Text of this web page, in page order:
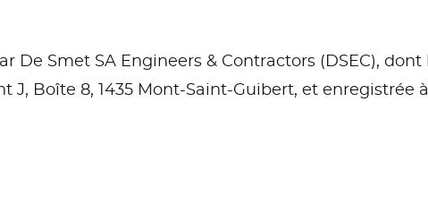
De Smet SA Engineers & Contractors (DSEC), dont
J, Boîte 8, 1435 Mont-Saint-Guibert, et enregistrée